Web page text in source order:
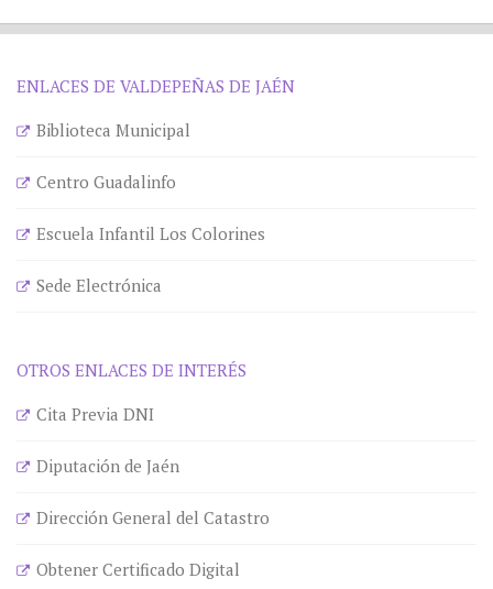
ENLACES DE VALDEPEÑAS DE JAÉN
Biblioteca Municipal
Centro Guadalinfo
Escuela Infantil Los Colorines
Sede Electrónica
OTROS ENLACES DE INTERÉS
Cita Previa DNI
Diputación de Jaén
Dirección General del Catastro
Obtener Certificado Digital